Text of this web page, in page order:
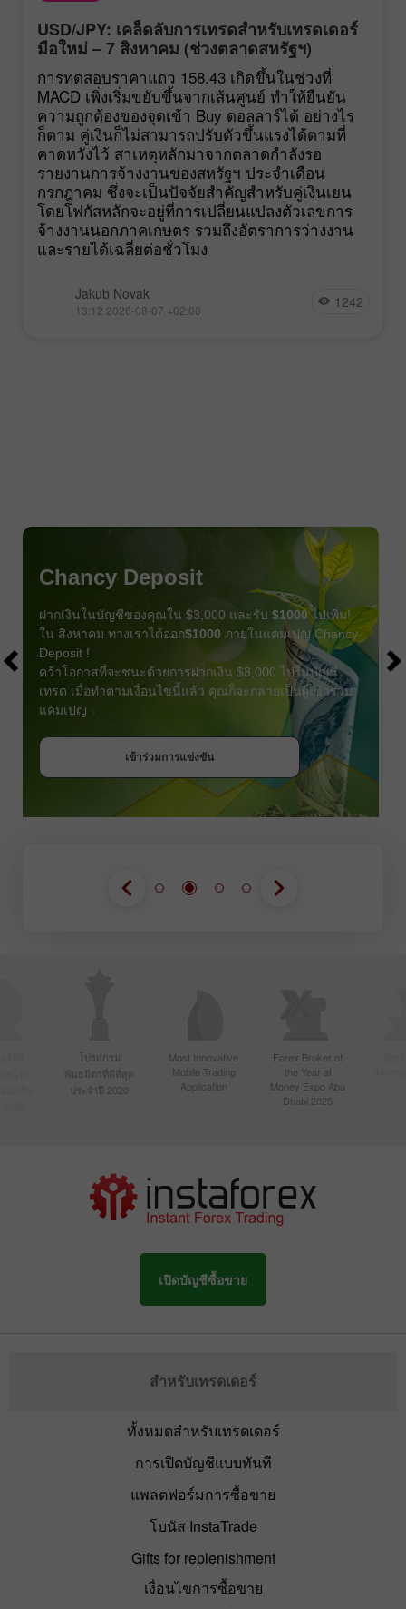
USD/JPY: เคล็ดลับการเทรดสำหรับเทรดเดอร์
มือใหม่ – 7 สิงหาคม (ช่วงตลาดสหรัฐฯ)
การทดสอบราคาแถว 158.43 เกิดขึ้นในช่วงที่
MACD เพิ่งเริ่มขยับขึ้นจากเส้นศูนย์ ทำให้ยืนยัน
ความถูกต้องของจุดเข้า Buy ดอลลาร์ได้ อย่างไร
ก็ตาม คู่เงินก็ไม่สามารถปรับตัวขึ้นแรงได้ตามที่
คาดหวังไว้ สาเหตุหลักมาจากตลาดกำลังรอ
รายงานการจ้างงานของสหรัฐฯ ประจำเดือน
กรกฎาคม ซึ่งจะเป็นปัจจัยสำคัญสำหรับคู่เงินเยน
โดยโฟกัสหลักจะอยู่ที่การเปลี่ยนแปลงตัวเลขการ
จ้างงานนอกภาคเกษตร รวมถึงอัตราการว่างงาน
และรายได้เฉลี่ยต่อชั่วโมง
Jakub Novak
13:12 2026-08-07 +02:00 1242
Chancy Deposit
ฝากเงินในบัญชีของคุณใน $3,000 และรับ $1000ไปเพิ่ม!
ใน สิงหาคม ทางเราได้ออก$1000 ภายในแคมเปญ Chancy
Deposit !
คว้าโอกาสที่จะชนะด้วยการฝากเงิน $3,000 ไปในบัญชี
เทรด เมื่อทำตามเงื่อนไขนี้แล้ว คุณก็จะกลายเป็นผู้เข้าร่วม
แคมเปญ
เข้าร่วมการแข่งขัน
โปรแกรม
พันธมิตรที่ดีที่สุด
ประจำปี 2020
Most Innovative
Mobile Trading
Application
Forex Broker of
the Year at
Money Expo Abu
Dhabi 2025
เปิดบัญชีซื้อขาย
สำหรับเทรดเดอร์
ทั้งหมดสำหรับเทรดเดอร์
การเปิดบัญชีแบบทันที
แพลตฟอร์มการซื้อขาย
โบนัส InstaTrade
Gifts for replenishment
เงื่อนไขการซื้อขาย